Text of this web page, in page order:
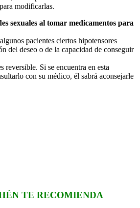
modificarlas.
sexuales al tomar medicamentos para
pacientes ciertos hipotensores
del deseo o de la capacidad de conseguir
reversible. Si se encuentra en esta
con su médico, él sabrá aconsejarle
TE RECOMIENDA